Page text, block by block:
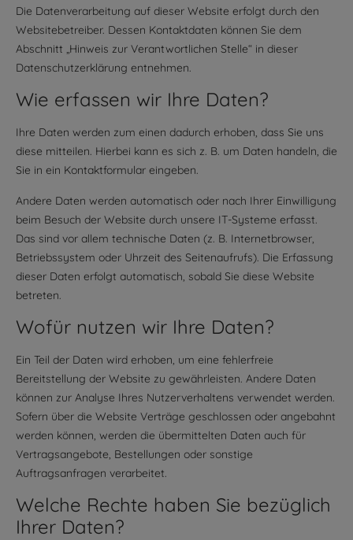
Die Datenverarbeitung auf dieser Website erfolgt durch den
Websitebetreiber. Dessen Kontaktdaten können Sie dem
Abschnitt „Hinweis zur Verantwortlichen Stelle“ in dieser
Datenschutzerklärung entnehmen.
Wie erfassen wir Ihre Daten?
Ihre Daten werden zum einen dadurch erhoben, dass Sie uns
diese mitteilen. Hierbei kann es sich z. B. um Daten handeln, die
Sie in ein Kontaktformular eingeben.
Andere Daten werden automatisch oder nach Ihrer Einwilligung
beim Besuch der Website durch unsere IT-Systeme erfasst.
Das sind vor allem technische Daten (z. B. Internetbrowser,
Betriebssystem oder Uhrzeit des Seitenaufrufs). Die Erfassung
dieser Daten erfolgt automatisch, sobald Sie diese Website
betreten.
Wofür nutzen wir Ihre Daten?
Ein Teil der Daten wird erhoben, um eine fehlerfreie
Bereitstellung der Website zu gewährleisten. Andere Daten
können zur Analyse Ihres Nutzerverhaltens verwendet werden.
Sofern über die Website Verträge geschlossen oder angebahnt
werden können, werden die übermittelten Daten auch für
Vertragsangebote, Bestellungen oder sonstige
Auftragsanfragen verarbeitet.
Welche Rechte haben Sie bezüglich
Ihrer Daten?